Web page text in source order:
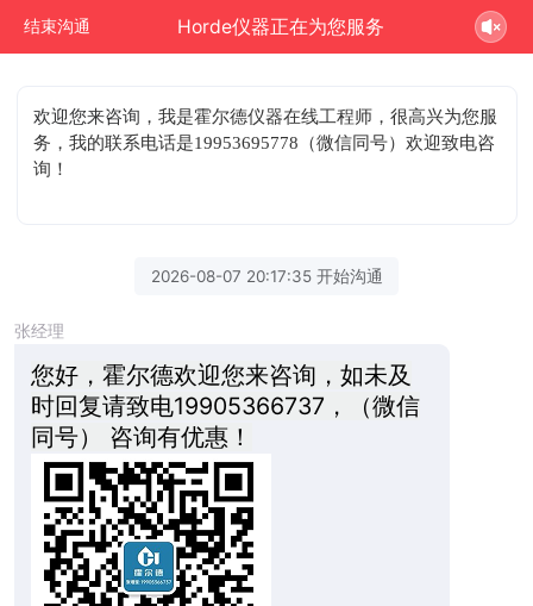
结束沟通 Horde仪器正在为您服务
欢迎您来咨询 ，我是霍尔德仪器在线工程师，很高兴为您服
务，我的联系电话是19953695778（微信同号）欢迎致电咨
询！
2026-08-07 20:17:35 开始沟通
张经理
您好，霍尔德欢迎您来咨询，如未及
时回复请致电19905366737，（微信
同号） 咨询有优惠！